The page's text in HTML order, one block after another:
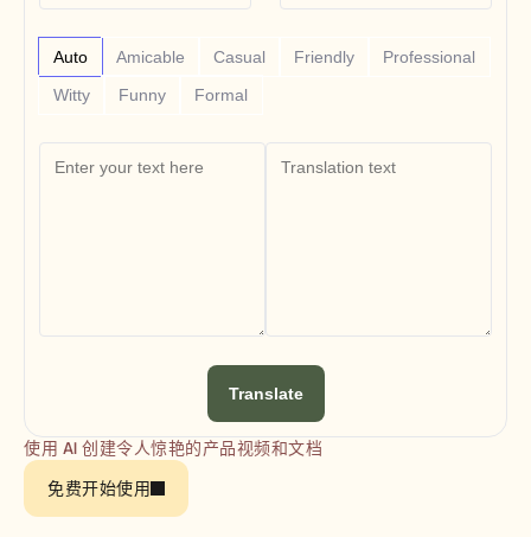
使用 AI 创建令人惊艳的产品视频和文档
免费开始使用
Auto Amicable Casual Friendly
Professional
Witty
Funny Formal
Translate
帮助中心
定价
Industry
Free Tools
常见问题
Announcement
Partner Program
变更管理
销售赋能